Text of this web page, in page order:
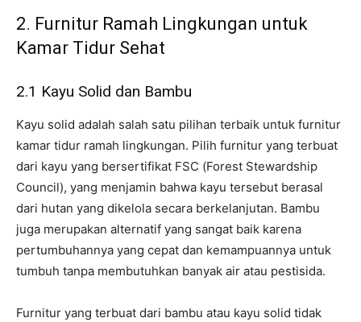
2. Furnitur Ramah Lingkungan untuk
Kamar Tidur Sehat
2.1 Kayu Solid dan Bambu
Kayu solid adalah salah satu pilihan terbaik untuk furnitur
kamar tidur ramah lingkungan. Pilih furnitur yang terbuat
dari kayu yang bersertifikat FSC (Forest Stewardship
Council), yang menjamin bahwa kayu tersebut berasal
dari hutan yang dikelola secara berkelanjutan. Bambu
juga merupakan alternatif yang sangat baik karena
pertumbuhannya yang cepat dan kemampuannya untuk
tumbuh tanpa membutuhkan banyak air atau pestisida.
Furnitur yang terbuat dari bambu atau kayu solid tidak